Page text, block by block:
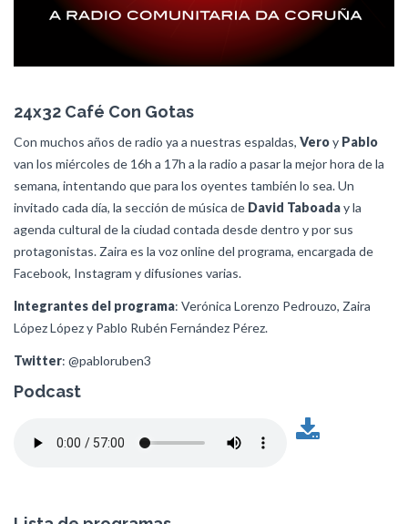
24x32 Café Con Gotas
Con muchos años de radio ya a nuestras espaldas, Veroy Pablo
van los miércoles de 16h a 17h a la radio a pasar la mejor hora de la
semana, intentando que para los oyentes también lo sea. Un
invitado cada día, la sección de música de David Taboaday la
agenda cultural de la ciudad contada desde dentro y por sus
protagonistas. Zaira es la voz online del programa, encargada de
Facebook, Instagram y difusiones varias.
Integrantes del programa: Verónica Lorenzo Pedrouzo, Zaira
López López y Pablo Rubén Fernández Pérez.
Twitter: @pabloruben3
Podcast